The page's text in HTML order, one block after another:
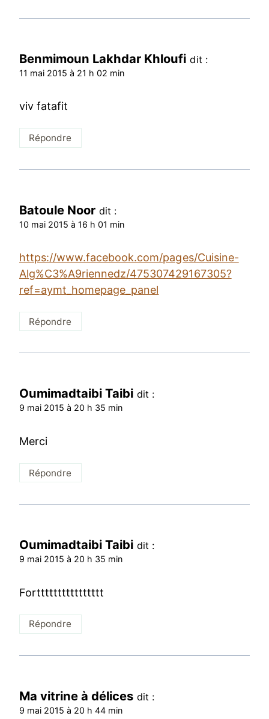
Benmimoun Lakhdar Khloufi dit :
11 mai 2015 à 21 h 02 min
viv fatafit
Répondre
Batoule Noor dit :
10 mai 2015 à 16 h 01 min
https://www.facebook.com/pages/Cuisine-
Alg%C3%A9riennedz/475307429167305?
ref=aymt_homepage_panel
Répondre
Oumimadtaibi Taibi dit :
9 mai 2015 à 20 h 35 min
Merci
Répondre
Oumimadtaibi Taibi dit :
9 mai 2015 à 20 h 35 min
Fortttttttttttttttt
Répondre
Ma vitrine à délices dit :
9 mai 2015 à 20 h 44 min